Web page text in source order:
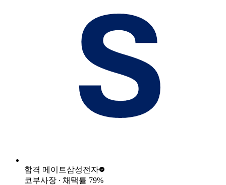
합격 메이트삼성전자
코부사장 ∙ 채택률 79%